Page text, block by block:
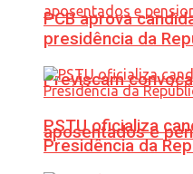
Previscam
aposentados e
PCB aprova
presidência da
PSTU oficializa
Presidência da